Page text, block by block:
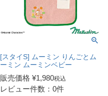
[スタイS] ムーミン りんごとム
ーミン ムーミンベビー
販売価格 ¥1,980税込
レビュー件数：0件